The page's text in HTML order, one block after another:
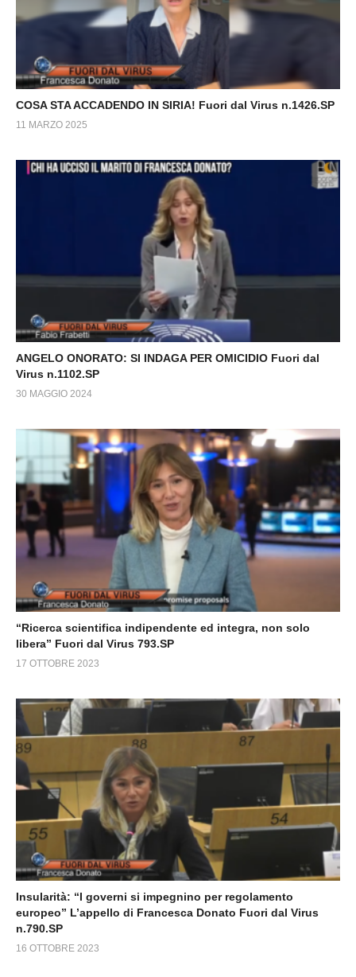
COSA STA ACCADENDO IN SIRIA! Fuori dal Virus n.1426.SP
11 MARZO 2025
ANGELO ONORATO: SI INDAGA PER OMICIDIO Fuori dal
Virus n.1102.SP
30 MAGGIO 2024
“Ricerca scientifica indipendente ed integra, non solo
libera” Fuori dal Virus 793.SP
17 OTTOBRE 2023
Insularità: “I governi si impegnino per regolamento
europeo” L’appello di Francesca Donato Fuori dal Virus
n.790.SP
16 OTTOBRE 2023